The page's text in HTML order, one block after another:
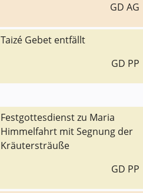
GD AG
Taizé Gebet entfällt
GD PP
Festgottesdienst zu Maria
Himmelfahrt mit Segnung der
Kräutersträuße
GD PP